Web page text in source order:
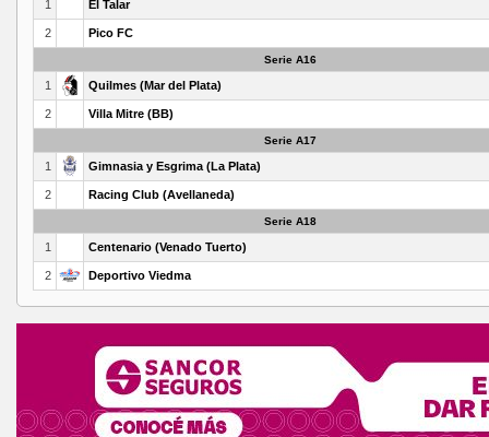
1 El Talar
2 Pico FC
Serie A16
1 Quilmes (Mar del Plata)
2 Villa Mitre (BB)
Serie A17
1 Gimnasia y Esgrima (La Plata)
2 Racing Club (Avellaneda)
Serie A18
1 Centenario (Venado Tuerto)
2 Deportivo Viedma